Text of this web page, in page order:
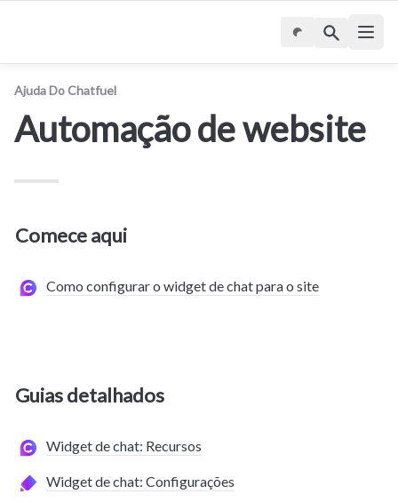
Ajuda Do Chatfuel
Automação de website
Comece aqui
Como configurar o widget de chat para o site
Guias detalhados
Widget de chat: Recursos
Widget de chat: Configurações